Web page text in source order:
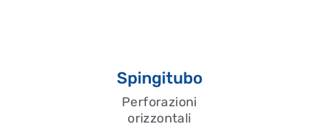
Spingitubo
Perforazioni
orizzontali